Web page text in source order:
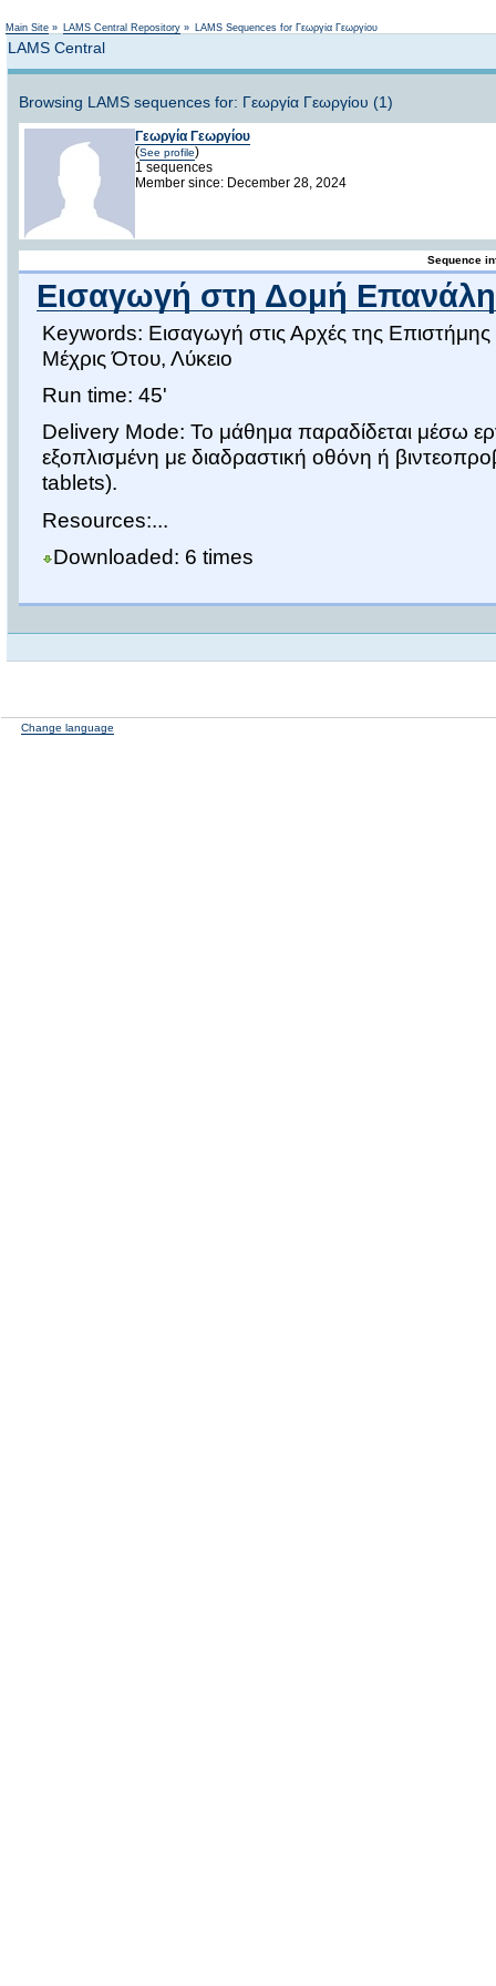
Main Site » LAMS Central Repository » LAMS Sequences for Γεωργία Γεωργίου
LAMS Central
Browsing LAMS sequences for: Γεωργία Γεωργίου (1)
Γεωργία Γεωργίου
(See profile)
1 sequences
Member since: December 28, 2024
Sequence
Εισαγωγή στη Δομή
Keywords: Εισαγωγή στις Αρχές της
Μέχρις Ότου, Λύκειο
Run time: 45'
Delivery Mode: Το μάθημα παραδίδεται μέσω
εξοπλισμένη με διαδραστική οθόνη ή
tablets).
Resources:...
Downloaded: 6 times
Change language